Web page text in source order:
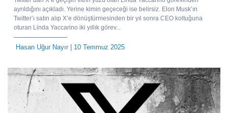
ayrıldığını açıkladı. Yerine kimin geçeceği ise belirsiz. Elon Musk’ın
Twitter’ı satın alıp X’e dönüştürmesinden bir yıl sonra CEO koltuğuna
oturan Linda Yaccarino iki yıllık görev...
Hasan Uğur Nayır| 10 Temmuz 2025